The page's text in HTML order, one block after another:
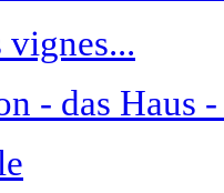
vignes...
- das Haus